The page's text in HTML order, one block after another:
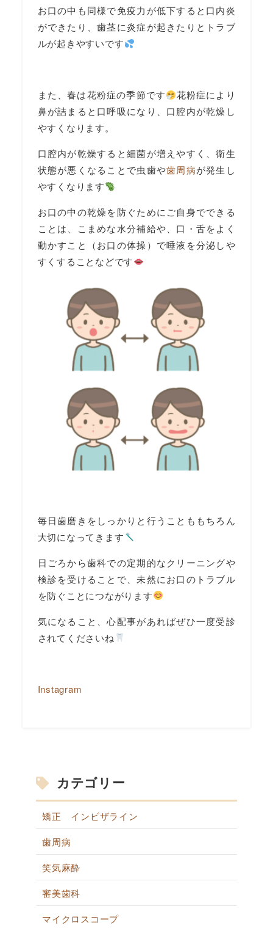
お口の中も同様で免疫力が低下すると口内炎
ができたり、歯茎に炎症が起きたりとトラブ
ルが起きやすいです
また、春は花粉症の季節です
花粉症により
鼻が詰まると口呼吸になり、口腔内が乾燥し
やすくなります。
口腔内が乾燥すると細菌が増えやすく、衛生
状態が悪くなることで虫歯や歯周病が発生し
やすくなります
お口の中の乾燥を防ぐためにご自身でできる
ことは、こまめな水分補給や、口・舌をよく
動かすこと（お口の体操）で唾液を分泌しや
すくすることなどです
毎日歯磨きをしっかりと行うことももちろん
大切になってきます
日ごろから歯科での定期的なクリーニングや
検診を受けることで、未然にお口のトラブル
を防ぐことにつながります
気になること、心配事があればぜひ一度受診
されてくださいね
Instagram
カテゴリー
矯正 インビザライン
歯周病
笑気麻酔
審美歯科
マイクロスコープ